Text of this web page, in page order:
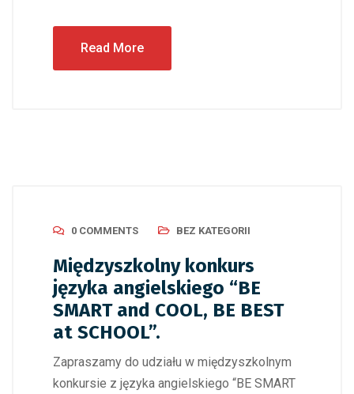
Read More
0 COMMENTS BEZ KATEGORII
Międzyszkolny konkurs
języka angielskiego “BE
SMART and COOL, BE BEST
at SCHOOL”.
Zapraszamy do udziału w międzyszkolnym
konkursie z języka angielskiego “BE SMART